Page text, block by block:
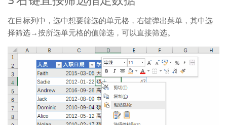
在目标列中，选中想要筛选的单元格，右键弹出菜单，其中选
择筛选→按所选单元格的值筛选，可以直接筛选。